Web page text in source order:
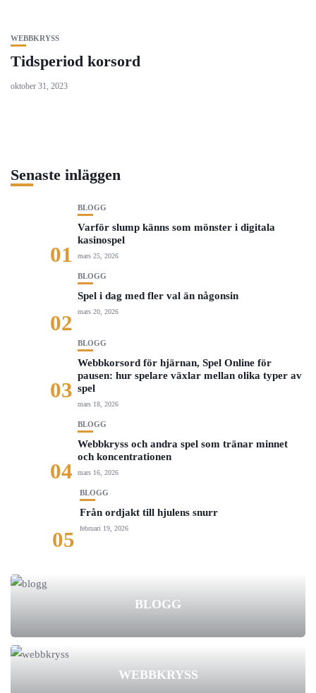
WEBBKRYSS
Tidsperiod korsord
oktober 31, 2023
Senaste inläggen
01
BLOGG
Varför slump känns som mönster i digitala
kasinospel
mars 25, 2026
02
BLOGG
Spel i dag med fler val än någonsin
mars 20, 2026
03
BLOGG
Webbkorsord för hjärnan, Spel Online för
pausen: hur spelare växlar mellan olika typer av
spel
mars 18, 2026
04
BLOGG
Webbkryss och andra spel som tränar minnet
och koncentrationen
mars 16, 2026
05
BLOGG
Från ordjakt till hjulens snurr
februari 19, 2026
BLOGG
WEBBKRYSS